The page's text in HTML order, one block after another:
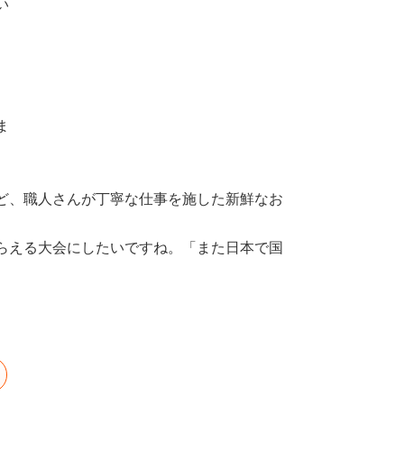
職人さんが丁寧な仕事を施した新鮮なお
る大会にしたいですね。「また日本で国